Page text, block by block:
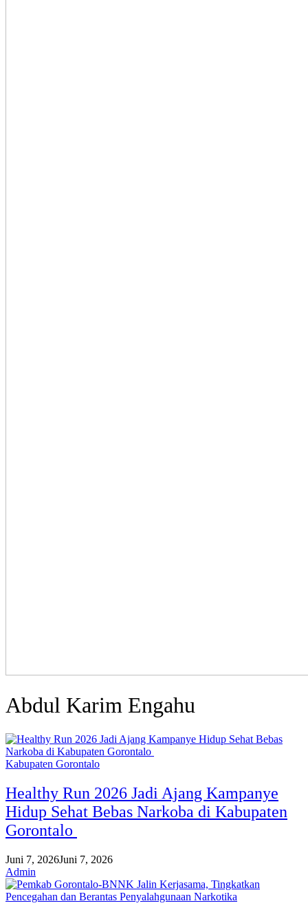
Abdul Karim Engahu
Kabupaten Gorontalo
Healthy Run 2026 Jadi Ajang Kampanye
Hidup Sehat Bebas Narkoba di Kabupaten
Gorontalo
Juni 7, 2026Juni 7, 2026
Admin